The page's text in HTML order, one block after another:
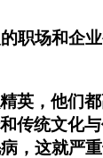
职场和企
英，他们
传统文化
，这就严